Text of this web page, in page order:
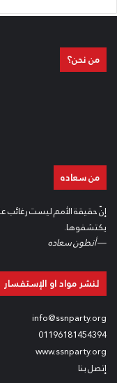
من نحن؟
من سعاده
إنّ حقيقة الأمم ليست
يكتشفوها.
—أنطون سعاده
لنشر مواد او الإستفسار
info@ssnparty.org
01196181454394
www.ssnparty.org
إتصل بنا